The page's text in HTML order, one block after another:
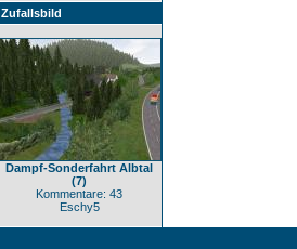
Zufallsbild
Dampf-Sonderfahrt Albtal
(7)
Kommentare: 43
Eschy5